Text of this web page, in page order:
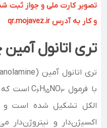
تصویر کارت ملی و جواز ثبت
و کار به آدرس qr.mojavez.ir
تری اتانول
با فرمول
C6H15NO3
است
الکل تشکیل شده است و
اکسیژن‌دار و نیتروژن‌دار